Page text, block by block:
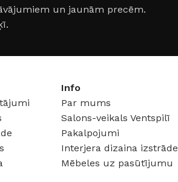
un jaunām precēm.
Info
Par mums
Salons-veikals Ventspilī
Pakalpojumi
Interjera dizaina izstrāde
Mēbeles uz pasūtījumu